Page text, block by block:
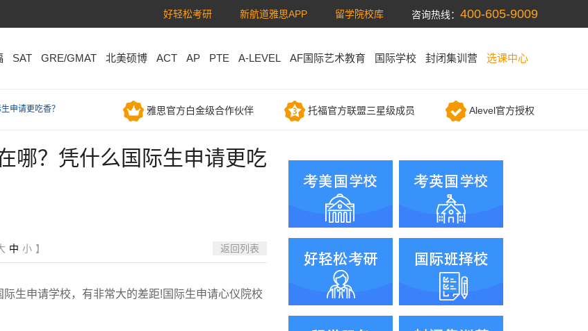
好轻松考研 新航道雅思APP 留学院校库 咨询热线： 400-605-9009
SAT GRE/GMAT 北美硕博 ACT AP PTE A-LEVEL AF国际艺术教育 国际学校 封闭集训营 选课中心
申请更吃香？ 雅思官方白金级合作伙伴 托福官方联盟三星级成员 Alevel官方授权
哪？凭什么国际生申请更吃
中 小 】 返回列表
申请学校，有非常大的差距!国际生申请心仪院校